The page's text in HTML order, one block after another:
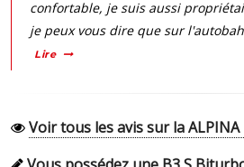
confortable, je suis aussi
je peux vous dire que sur
Lire
Voir tous les avis sur la